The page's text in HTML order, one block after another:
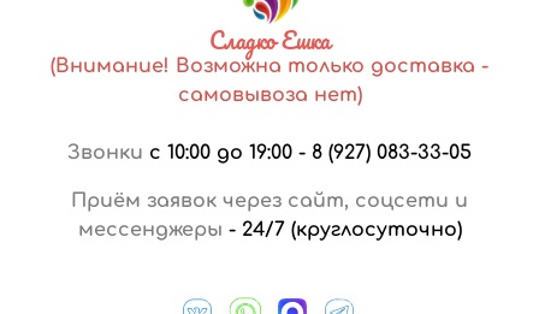
Сладко Ешка
(Внимание! Возможна только доставка -
самовывоза нет)
Звонки с 10:00 до 19:00 - 8 (927) 083-33-05
Приём заявок через сайт, соцсети и
мессенджеры - 24/7 (круглосуточно)